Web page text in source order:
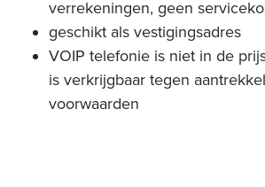
verrekeningen, geen
geschikt als vestigingsadres
VOIP telefonie is niet in de
is verkrijgbaar tegen
voorwaarden